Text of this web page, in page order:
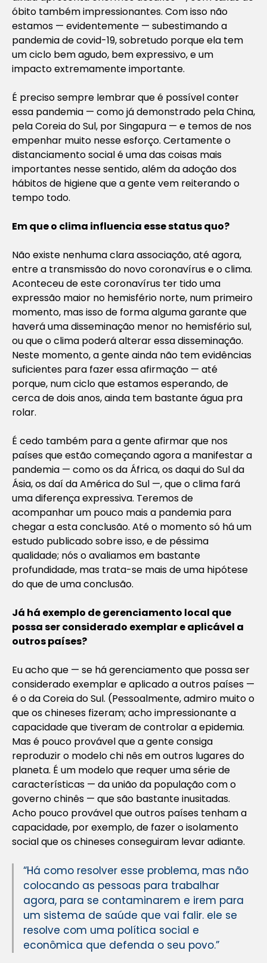
óbito também impressionantes. Com isso não
estamos — evidentemente — subestimando a
pandemia de covid-19, sobretudo porque ela tem
um ciclo bem agudo, bem expressivo, e um
impacto extremamente importante.
É preciso sempre lembrar que é possível conter
essa pandemia — como já demonstrado pela China,
pela Coreia do Sul, por Singapura — e temos de nos
empenhar muito nesse esforço. Certamente o
distanciamento social é uma das coisas mais
importantes nesse sentido, além da adoção dos
hábitos de higiene que a gente vem reiterando o
tempo todo.
Em que o clima influencia esse status quo?
Não existe nenhuma clara associação, até agora,
entre a transmissão do novo coronavírus e o clima.
Aconteceu de este coronavírus ter tido uma
expressão maior no hemisfério norte, num primeiro
momento, mas isso de forma alguma garante que
haverá uma disseminação menor no hemisfério sul,
ou que o clima poderá alterar essa disseminação.
Neste momento, a gente ainda não tem evidências
suficientes para fazer essa afirmação — até
porque, num ciclo que estamos esperando, de
cerca de dois anos, ainda tem bastante água pra
rolar.
É cedo também para a gente afirmar que nos
países que estão começando agora a manifestar a
pandemia — como os da África, os daqui do Sul da
Ásia, os daí da América do Sul —, que o clima fará
uma diferença expressiva. Teremos de
acompanhar um pouco mais a pandemia para
chegar a esta conclusão. Até o momento só há um
estudo publicado sobre isso, e de péssima
qualidade; nós o avaliamos em bastante
profundidade, mas trata-se mais de uma hipótese
do que de uma conclusão.
Já há exemplo de gerenciamento local que
possa ser considerado exemplar e aplicável a
outros países?
Eu acho que — se há gerenciamento que possa ser
considerado exemplar e aplicado a outros países —
é o da Coreia do Sul. (Pessoalmente, admiro muito o
que os chineses fizeram; acho impressionante a
capacidade que tiveram de controlar a epidemia.
Mas é pouco provável que a gente consiga
reproduzir o modelo chi nês em outros lugares do
planeta. É um modelo que requer uma série de
características — da união da população com o
governo chinês — que são bastante inusitadas.
Acho pouco provável que outros países tenham a
capacidade, por exemplo, de fazer o isolamento
social que os chineses conseguiram levar adiante.
“Há como resolver esse problema, mas não
colocando as pessoas para trabalhar
agora, para se contaminarem e irem para
um sistema de saúde que vai falir. ele se
resolve com uma política social e
econômica que defenda o seu povo.”